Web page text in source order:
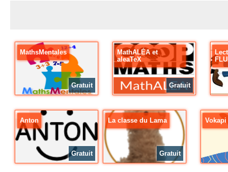
MathsMentales
Gratuit
MathALÉA et
aleaTeX
Gratuit
Anton
Gratuit
La classe du Lama
Gratuit
Vokapi